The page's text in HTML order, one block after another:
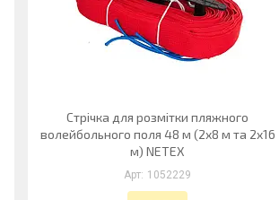
Стрічка для розмітки пляжного
волейбольного поля 48 м (2x8 м та 2x16
м) NETEX
1052229